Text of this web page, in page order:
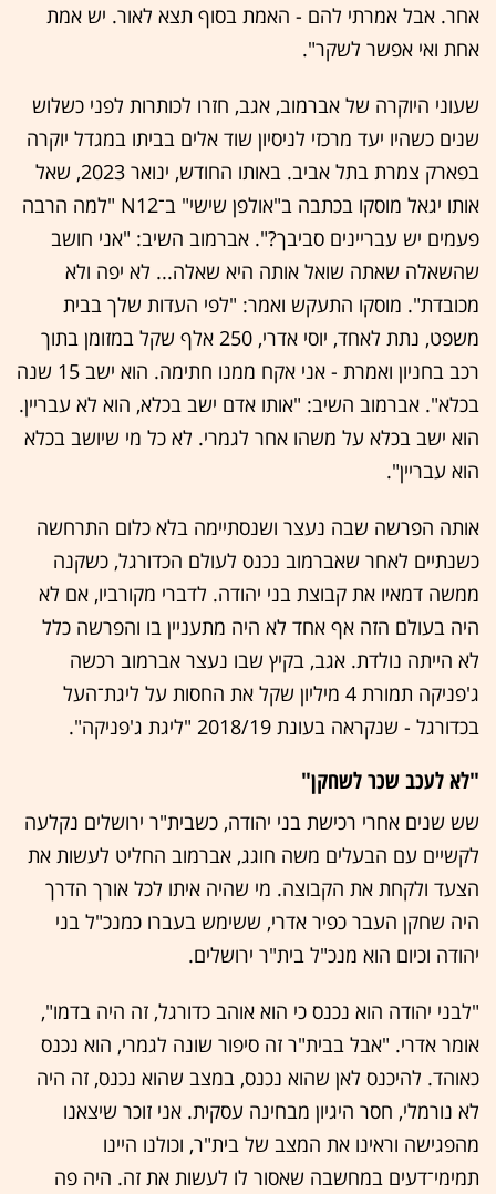
אחר. אבל אמרתי להם - האמת בסוף תצא לאור. יש אמת
אחת ואי אפשר לשקר".
שעוני היוקרה של אברמוב, אגב, חזרו לכותרות לפני כשלוש
שנים כשהיו יעד מרכזי לניסיון שוד אלים בביתו במגדל יוקרה
בפארק צמרת בתל אביב. באותו החודש, ינואר 2023, שאל
אותו יגאל מוסקו בכתבה ב"אולפן שישי" ב־N12 "למה הרבה
פעמים יש עבריינים סביבך?". אברמוב השיב: "אני חושב
שהשאלה שאתה שואל אותה היא שאלה... לא יפה ולא
מכובדת". מוסקו התעקש ואמר: "לפי העדות שלך בבית
משפט, נתת לאחד, יוסי אדרי, 250 אלף שקל במזומן בתוך
רכב בחניון ואמרת - אני אקח ממנו חתימה. הוא ישב 15 שנה
בכלא". אברמוב השיב: "אותו אדם ישב בכלא, הוא לא עבריין.
הוא ישב בכלא על משהו אחר לגמרי. לא כל מי שיושב בכלא
הוא עבריין".
אותה הפרשה שבה נעצר ושנסתיימה בלא כלום התרחשה
כשנתיים לאחר שאברמוב נכנס לעולם הכדורגל, כשקנה
ממשה דמאיו את קבוצת בני יהודה. לדברי מקורביו, אם לא
היה בעולם הזה אף אחד לא היה מתעניין בו והפרשה כלל
לא הייתה נולדת. אגב, בקיץ שבו נעצר אברמוב רכשה
ג'פניקה תמורת 4 מיליון שקל את החסות על ליגת־העל
בכדורגל - שנקראה בעונת 2018/19 "ליגת ג'פניקה".
"לא לעכב שכר לשחקן"
שש שנים אחרי רכישת בני יהודה, כשבית"ר ירושלים נקלעה
לקשיים עם הבעלים משה חוגג, אברמוב החליט לעשות את
הצעד ולקחת את הקבוצה. מי שהיה איתו לכל אורך הדרך
היה שחקן העבר כפיר אדרי, ששימש בעברו כמנכ"ל בני
יהודה וכיום הוא מנכ"ל בית"ר ירושלים.
"לבני יהודה הוא נכנס כי הוא אוהב כדורגל, זה היה בדמו",
אומר אדרי. "אבל בבית"ר זה סיפור שונה לגמרי, הוא נכנס
כאוהד. להיכנס לאן שהוא נכנס, במצב שהוא נכנס, זה היה
לא נורמלי, חסר היגיון מבחינה עסקית. אני זוכר שיצאנו
מהפגישה וראינו את המצב של בית"ר, וכולנו היינו
תמימי־דעים במחשבה שאסור לו לעשות את זה. היה פה